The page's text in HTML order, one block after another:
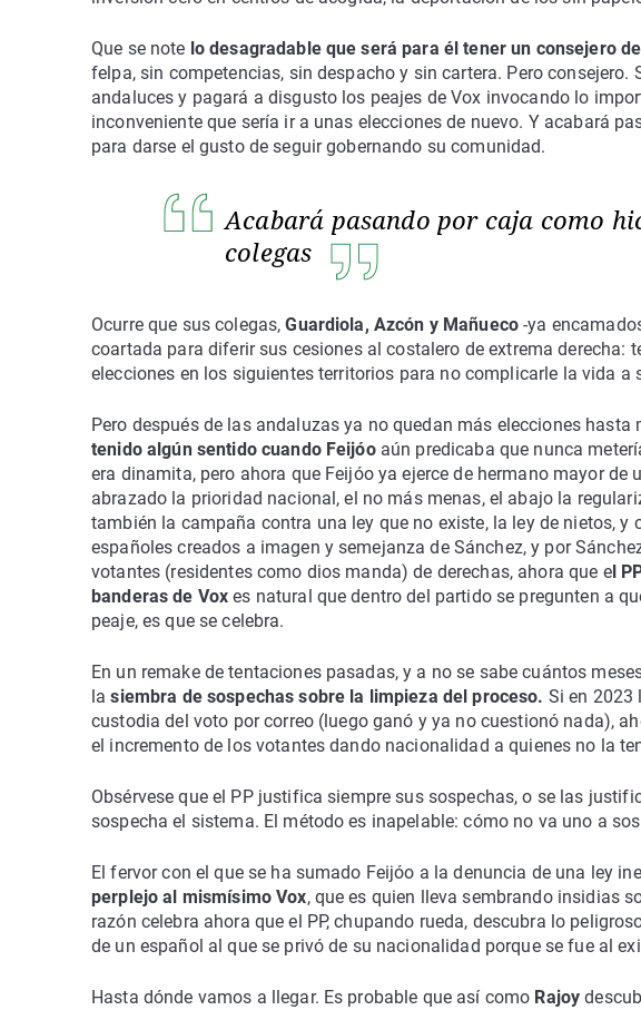
Que se note lo desagradable que será para él tener un consejero
felpa, sin competencias, sin despacho y sin cartera. Pero
andaluces y pagará a disgusto los peajes de Vox invocando lo
inconveniente que sería ir a unas elecciones de nuevo. Y acabará
para darse el gusto de seguir gobernando su comunidad.
Acabará pasando por caja como
colegas
Ocurre que sus colegas,Guardiola, Azcón y Mañueco-ya
coartada para diferir sus cesiones al costalero de extrema derecha:
elecciones en los siguientes territorios para no complicarle la vida a
Pero después de las andaluzas ya no quedan más elecciones hasta
tenido algún sentido cuando Feijóo aún predicaba que nunca
era dinamita, pero ahora que Feijóo ya ejerce de hermano mayor de
abrazado la prioridad nacional, el no más menas, el abajo la
también la campaña contra una ley que no existe, la ley de nietos,
españoles creados a imagen y semejanza de Sánchez, y por
votantes (residentes como dios manda) de derechas, ahora que el
banderas de Voxes natural que dentro del partido se pregunten a
peaje, es que se celebra.
En un remake de tentaciones pasadas, y a no se sabe cuántos
lasiembra de sospechas sobre la limpieza del proceso. Si en 2023
custodia del voto por correo (luego ganó y ya no cuestionó nada),
el incremento de los votantes dando nacionalidad a quienes no la
Obsérvese que el PP justifica siempre sus sospechas, o se las
sospecha el sistema. El método es inapelable: cómo no va uno a
El fervor con el que se ha sumado Feijóo a la denuncia de una ley
perplejo al mismísimo Vox, que es quien lleva sembrando insidias
razón celebra ahora que el PP, chupando rueda, descubra lo
de un español al que se privó de su nacionalidad porque se fue al
Hasta dónde vamos a llegar. Es probable que así como Rajoy